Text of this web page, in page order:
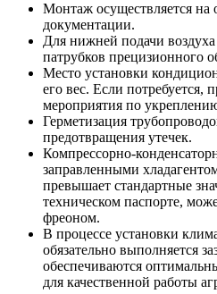
Монтаж осуществляется на
документации.
Для нижней подачи воздуха
патрубков прецизионного
Место установки
его вес. Если потребуется,
мероприятия по
Герметизация
предотвращения утечек.
Компрессорно-
заправленными
превышает стандартные
техническом паспорте,
фреоном.
В процессе установки
обязательно выполняется
обеспечиваются
для качественной работы